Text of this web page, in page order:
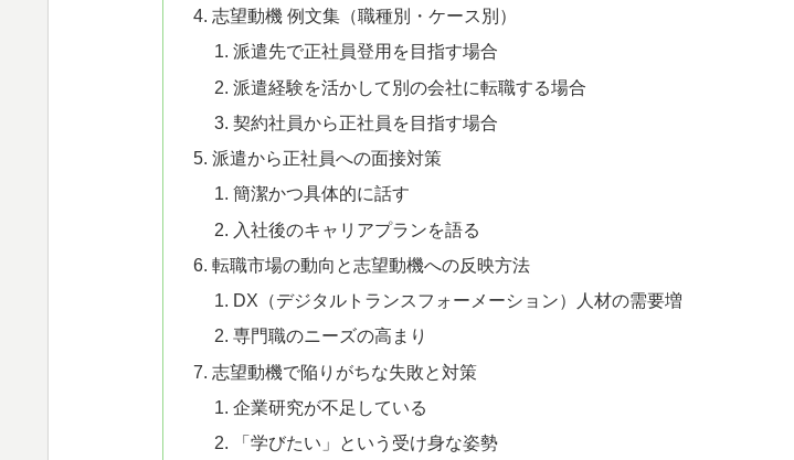
志望動機 例文集（職種別・ケース別）
派遣先で正社員登用を目指す場合
派遣経験を活かして別の会社に転職する場合
契約社員から正社員を目指す場合
派遣から正社員への面接対策
簡潔かつ具体的に話す
入社後のキャリアプランを語る
転職市場の動向と志望動機への反映方法
DX（デジタルトランスフォーメーション）人材の需要増
専門職のニーズの高まり
志望動機で陥りがちな失敗と対策
企業研究が不足している
「学びたい」という受け身な姿勢